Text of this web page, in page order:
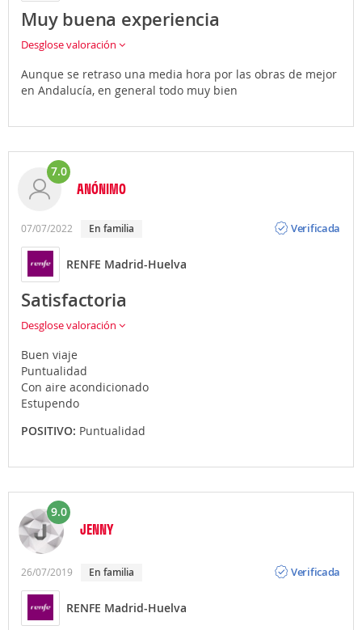
Muy buena experiencia
Desglose valoración
Aunque se retraso una media hora por las obras de mejor
en Andalucía, en general todo muy bien
7.0
ANÓNIMO
07/07/2022 en familia
Verificada
RENFE Madrid-Huelva
Satisfactoria
Desglose valoración
Buen viaje
Puntualidad
Con aire acondicionado
Estupendo
POSITIVO: Puntualidad
9.0
JENNY
26/07/2019 en familia
Verificada
RENFE Madrid-Huelva